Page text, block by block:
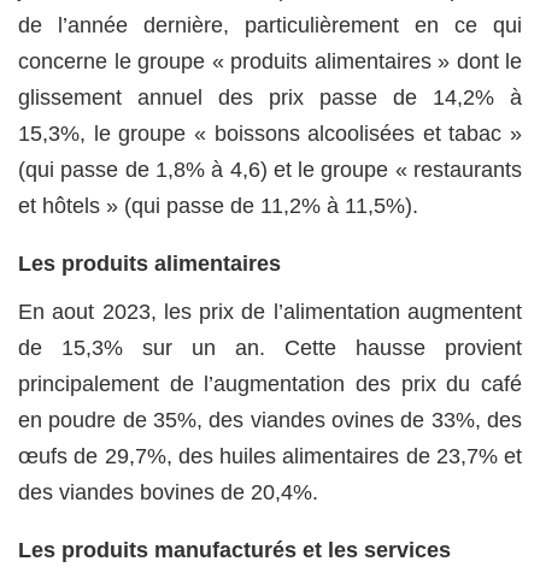
de l’année dernière, particulièrement en ce qui
concerne le groupe « produits alimentaires » dont le
glissement annuel des prix passe de 14,2% à
15,3%, le groupe « boissons alcoolisées et tabac »
(qui passe de 1,8% à 4,6) et le groupe « restaurants
et hôtels » (qui passe de 11,2% à 11,5%).
Les produits alimentaires
En aout 2023, les prix de l’alimentation augmentent
de 15,3% sur un an. Cette hausse provient
principalement de l’augmentation des prix du café
en poudre de 35%, des viandes ovines de 33%, des
œufs de 29,7%, des huiles alimentaires de 23,7% et
des viandes bovines de 20,4%.
Les produits manufacturés et les services